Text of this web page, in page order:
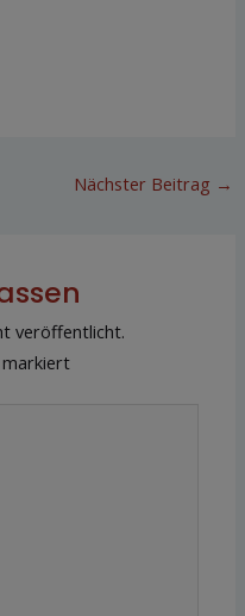
Nächster Beitrag →
veröffentlicht.
markiert